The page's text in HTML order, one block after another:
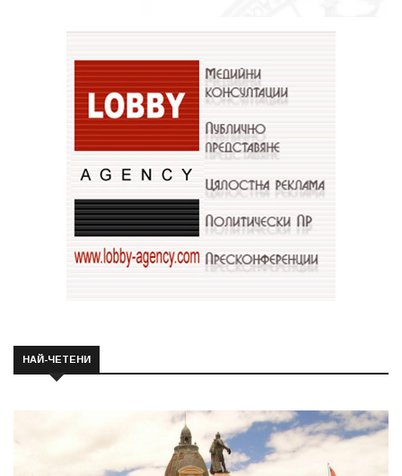
НАЙ-ЧЕТЕНИ